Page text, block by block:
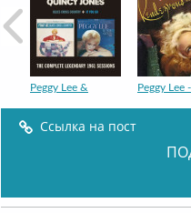
Peggy Lee & Peggy Lee -
Ссылка на пост